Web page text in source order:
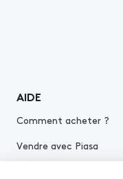
AIDE
Comment acheter ?
Vendre avec Piasa